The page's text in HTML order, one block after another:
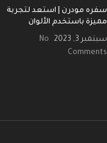
سفره مودرن | استعد لتجربة
مميزة باستخدم الألوان
سبتمبر 3, 2023
No
Comments